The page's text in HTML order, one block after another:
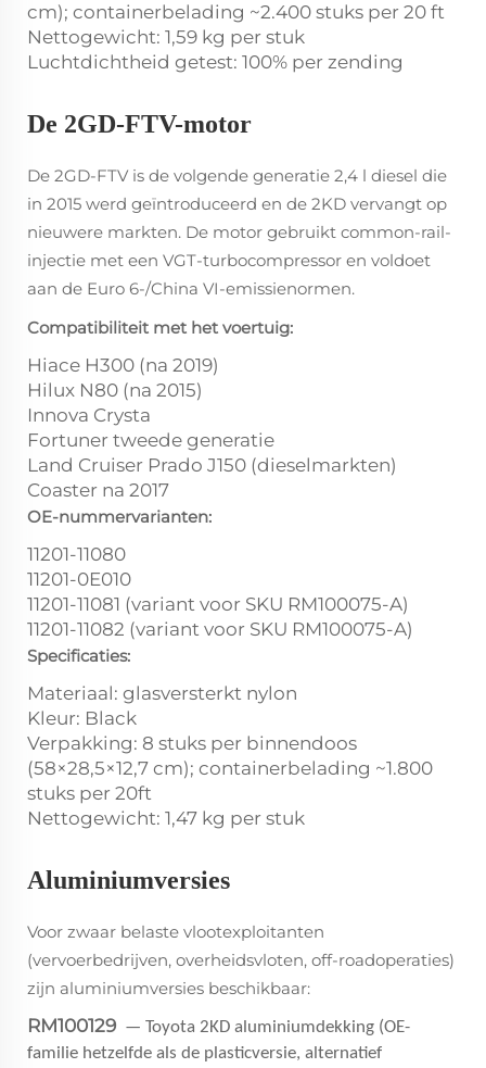
cm); containerbelading ~2.400 stuks per 20 ft
Nettogewicht: 1,59 kg per stuk
Luchtdichtheid getest: 100% per zending
De 2GD-FTV-motor
De 2GD-FTV is de volgende generatie 2,4 l diesel die
in 2015 werd geïntroduceerd en de 2KD vervangt op
nieuwere markten. De motor gebruikt common-rail-
injectie met een VGT-turbocompressor en voldoet
aan de Euro 6-/China VI-emissienormen.
Compatibiliteit met het voertuig:
Hiace H300 (na 2019)
Hilux N80 (na 2015)
Innova Crysta
Fortuner tweede generatie
Land Cruiser Prado J150 (dieselmarkten)
Coaster na 2017
OE-nummervarianten:
11201-11080
11201-0E010
11201-11081 (variant voor SKU RM100075-A)
11201-11082 (variant voor SKU RM100075-A)
Specificaties:
Materiaal: glasversterkt nylon
Kleur: Black
Verpakking: 8 stuks per binnendoos
(58×28,5×12,7 cm); containerbelading ~1.800
stuks per 20ft
Nettogewicht: 1,47 kg per stuk
Aluminiumversies
Voor zwaar belaste vlootexploitanten
(vervoerbedrijven, overheidsvloten, off-roadoperaties)
zijn aluminiumversies beschikbaar:
RM100129 — Toyota 2KD aluminiumdekking (OE-
familie hetzelfde als de plasticversie, alternatief